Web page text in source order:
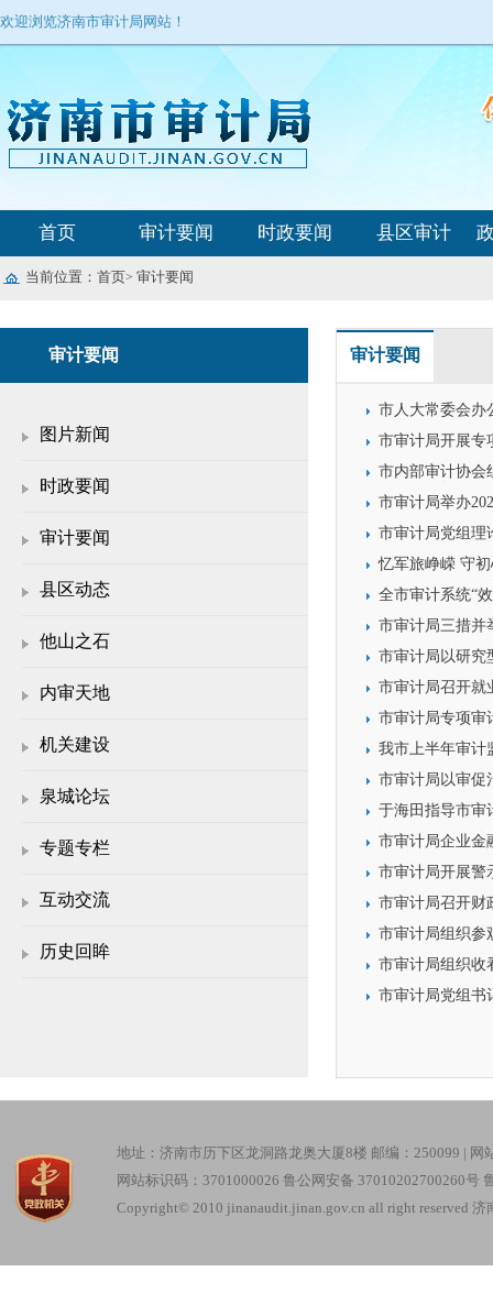
欢迎浏览济南市审计局网站！
首页 审计要闻 时政要闻 县区审计
当前位置： 首页> 审计要闻
审计要闻
图片新闻
时政要闻
审计要闻
县区动态
他山之石
内审天地
机关建设
泉城论坛
专题专栏
互动交流
历史回眸
审计要闻
市人大常委会办
市审计局开展专
市内部审计协会
市审计局举办
市审计局党组理
忆军旅峥嵘 守
全市审计系统“
市审计局三措并
市审计局以研究
市审计局召开就
市审计局专项审
我市上半年审计
市审计局以审促
于海田指导市审
市审计局企业金
市审计局开展警
市审计局召开财
市审计局组织参
市审计局组织收
市审计局党组书
地址：济南市历下区龙洞路龙奥大厦8楼 邮编：250099 | 网
网站标识码：3701000026 鲁公网安备 37010202700260号
Copyright© 2010 jinanaudit.jinan.gov.cn all right reserved